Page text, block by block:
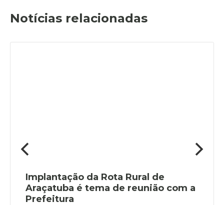
Notícias relacionadas
Implantação da Rota Rural de
Araçatuba é tema de reunião com a
Prefeitura